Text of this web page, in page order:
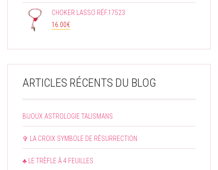
CHOKER LASSO RÉF.17523
16.00€
ARTICLES RÉCENTS DU BLOG
BIJOUX ASTROLOGIE TALISMANS
✞ LA CROIX SYMBOLE DE RÉSURRECTION
♣ LE TRÈFLE À 4 FEUILLES